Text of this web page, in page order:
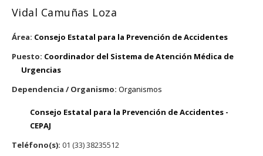
Vidal Camuñas Loza
Área: Consejo Estatal para la Prevención de Accidentes
Puesto: Coordinador del Sistema de Atención Médica de
Urgencias
Dependencia / Organismo: Organismos
Consejo Estatal para la Prevención de Accidentes -
CEPAJ
Teléfono(s): 01 (33) 38235512